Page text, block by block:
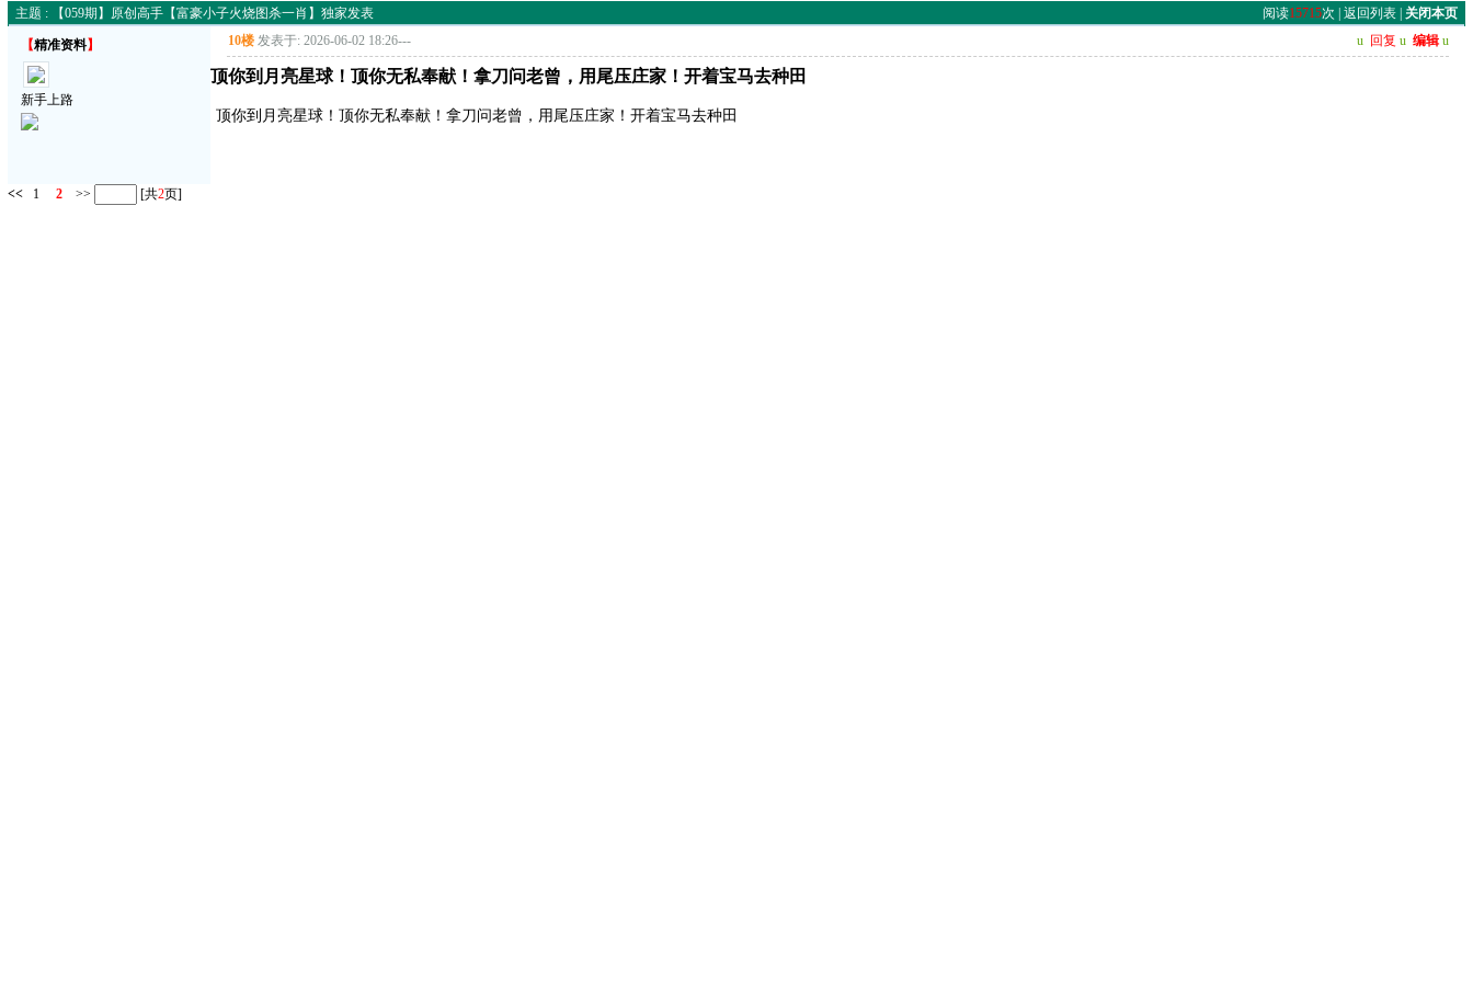
主题 : 【059期】原创高手【富豪小子火烧图杀一肖】独家发表 阅读15715次 | 返回列表| 关闭本页
【精准资料】
新手上路
10楼 发表于: 2026-06-02 18:26--- u 回复 u 编辑 u
顶你到月亮星球！顶你无私奉献！拿刀问老曾，用尾压庄家！开着宝马去种田
顶你到月亮星球！顶你无私奉献！拿刀问老曾，用尾压庄家！开着宝马去种田
<< 1 2 >> [共2页]